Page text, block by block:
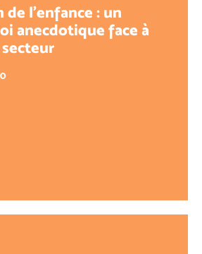
l’enfance : un
anecdotique face à